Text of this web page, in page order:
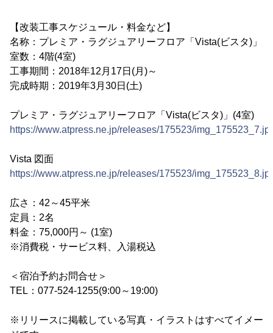
【改装工事スケジュール・料金など】
名称：プレミア・ラグジュアリーフロア「Vista(ビスタ)」
室数：4階(4室)
工事期間：2018年12月17日(月)～
完成時期：2019年3月30日(土)
プレミア・ラグジュアリーフロア「Vista(ビスタ)」(4室)
https://www.atpress.ne.jp/releases/175523/
Vista 図面
https://www.atpress.ne.jp/releases/175523/
広さ：42～45平米
定員：2名
料金：75,000円～ (1室)
※消費税・サービス料、入湯税込
＜宿泊予約お問合せ＞
TEL：077-524-1255(9:00～19:00)
※リリースに掲載している写真・イラストはすべてイメー